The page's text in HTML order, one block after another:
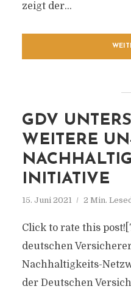
zeigt der...
GDV
WEITERE
INITIATIVE
15. Juni 2021 2 Min.
Click to rate this
deutschen
Nachhaltigkeits-
der Deutschen